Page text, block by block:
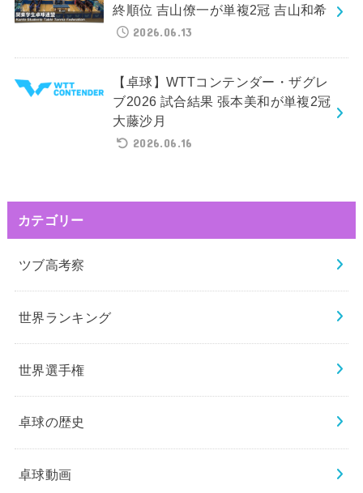
終順位 吉山僚一が単複2冠 吉山和希
2026.06.13
【卓球】WTTコンテンダー・ザグレ
ブ2026 試合結果 張本美和が単複2冠
大藤沙月
2026.06.16
カテゴリー
ツブ高考察
世界ランキング
世界選手権
卓球の歴史
卓球動画